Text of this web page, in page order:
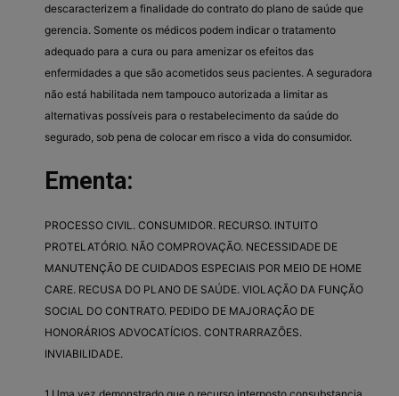
descaracterizem a finalidade do contrato do plano de saúde que
gerencia. Somente os médicos podem indicar o tratamento
adequado para a cura ou para amenizar os efeitos das
enfermidades a que são acometidos seus pacientes. A seguradora
não está habilitada nem tampouco autorizada a limitar as
alternativas possíveis para o restabelecimento da saúde do
segurado, sob pena de colocar em risco a vida do consumidor.
Ementa:
PROCESSO CIVIL. CONSUMIDOR. RECURSO. INTUITO
PROTELATÓRIO. NÃO COMPROVAÇÃO. NECESSIDADE DE
MANUTENÇÃO DE CUIDADOS ESPECIAIS POR MEIO DE HOME
CARE. RECUSA DO PLANO DE SAÚDE. VIOLAÇÃO DA FUNÇÃO
SOCIAL DO CONTRATO. PEDIDO DE MAJORAÇÃO DE
HONORÁRIOS ADVOCATÍCIOS. CONTRARRAZÕES.
INVIABILIDADE.